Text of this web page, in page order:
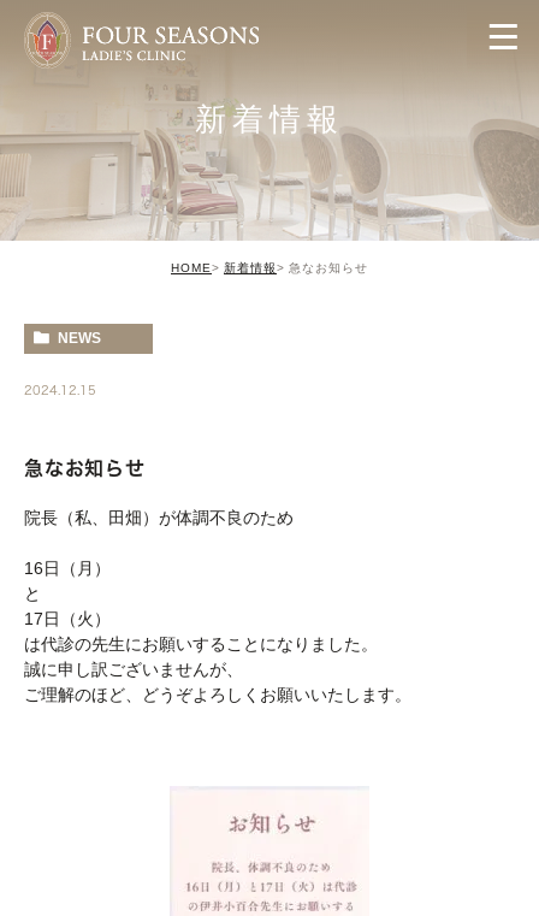
新着情報
HOME 新着情報 急なお知らせ
NEWS
2024.12.15
急なお知らせ
院長（私、田畑）が体調不良のため
16日（月）
と
17日（火）
は代診の先生にお願いすることになりました。
誠に申し訳ございませんが、
ご理解のほど、どうぞよろしくお願いいたします。